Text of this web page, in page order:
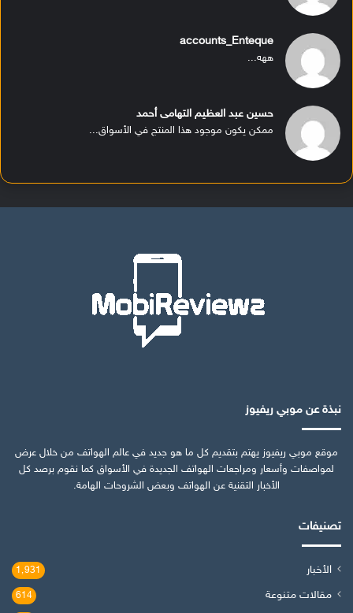
accounts_Enteque
ههه...
حسين عبد العظيم التهامى أحمد
ممكن يكون موجود هذا المنتج في الأسواق...
نبذة عن موبي ريفيوز
موقع موبي ريفيوز يهتم بتقديم كل ما هو جديد في عالم الهواتف من خلال عرض
لمواصفات وأسعار ومراجعات الهواتف الجديدة في الأسواق كما نقوم برصد كل
الأخبار التقنية عن الهواتف وبعض الشروحات الهامة.
تصنيفات
الأخبار 1٬931
مقالات متنوعة 614